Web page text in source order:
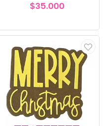
$35.000